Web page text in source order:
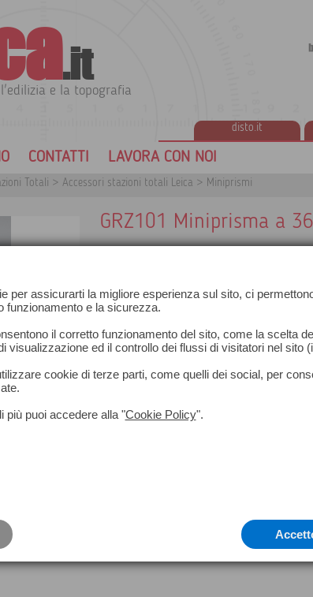
.it
e la topografia
disto.it
CONTATTI LAVORA CON NOI
Totali > Accessori stazioni totali Leica > Miniprismi
GRZ101 Miniprisma a
Grazie alle dimensioni ridotte
1,5 mm.
Con l’adattatore GAD103 (articolo:
Portata ATR 350 m
per assicurarti la migliore esperienza sul sito, ci
funzionamento e la sicurezza.
il corretto funzionamento del sito, come la scelta
visualizzazione ed il controllo dei flussi di visitatori nel sito
cookie di terze parti, come quelli dei social, per
più puoi accedere alla "Cookie Policy".